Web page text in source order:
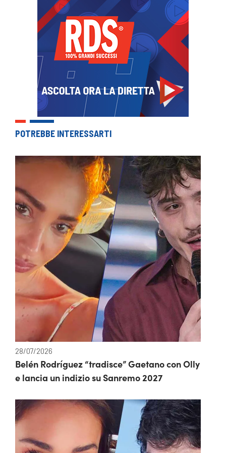
POTREBBE INTERESSARTI
28/07/2026
Belén Rodríguez “tradisce” Gaetano con Olly
e lancia un indizio su Sanremo 2027